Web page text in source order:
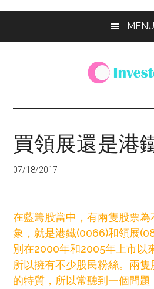
MENU
Investcoo
個
活
的
網
站
買領展還是港
07/18/2017
在藍籌股當中，有兩隻股票
象，就是港鐵(0066)和領展
別在2000年和2005年上市以
所以擁有不少股民粉絲。兩
的特質，所以常聽到一個問